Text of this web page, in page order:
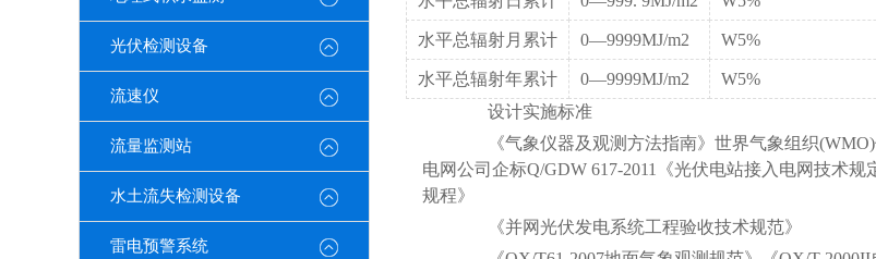
光伏检测设备
流速仪
流量监测站
水土流失检测设备
雷电预警系统
水平总辐射月累计 0—9999MJ/m2 W5%
水平总辐射年累计 0—9999MJ/m2 W5%
设计实施标准
《气象仪器及观测方法指南》世界气象组织(WMO)
电网公司企标Q/GDW 617-2011《光伏电站接入电网技术
规程》
《并网光伏发电系统工程验收技术规范》